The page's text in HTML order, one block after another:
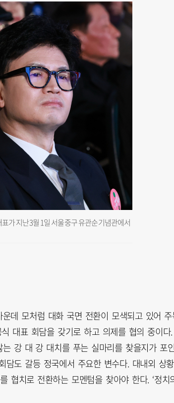
가 지난 3월 1일 서울 중구 유관순 기념관에서
데 모처럼 대화 국면 전환이 모색되고 있어
대표 회담을 갖기로 하고 의제를 협의 중이다.
강 대 강 대치를 푸는 실마리를 찾을지가 포인
담도 갈등 정국에서 주요한 변수다. 대내외 상황
협치로 전환하는 모멘텀을 찾아야 한다. ‘정치